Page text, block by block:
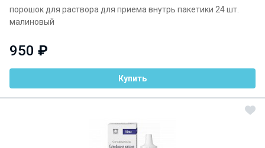
порошок для раствора для приема внутрь пакетики 24 шт.
малиновый
950 ₽
Купить